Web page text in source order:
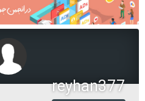
reyhan377